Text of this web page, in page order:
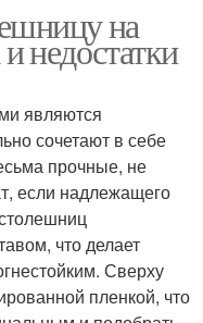
на
недостатки
являются
сочетают в себе
прочные, не
если надлежащего
что делает
Сверху
пленкой, что